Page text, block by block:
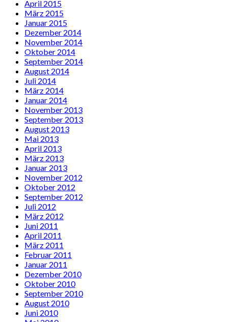
April 2015
März 2015
Januar 2015
Dezember 2014
November 2014
Oktober 2014
September 2014
August 2014
Juli 2014
März 2014
Januar 2014
November 2013
September 2013
August 2013
Mai 2013
April 2013
März 2013
Januar 2013
November 2012
Oktober 2012
September 2012
Juli 2012
März 2012
Juni 2011
April 2011
März 2011
Februar 2011
Januar 2011
Dezember 2010
Oktober 2010
September 2010
August 2010
Juni 2010